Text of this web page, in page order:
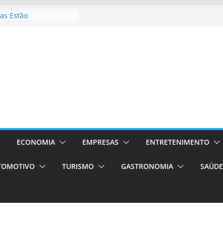
Estão
em Porto
de transfer,
de alto padrão
bolsas –
para o segundo
únicas e
ECONOMIA EMPRESAS ENTRETENIMENTO
TURISMO GASTRONOMIA SAÚDE